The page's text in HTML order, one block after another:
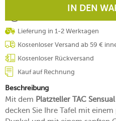
IN DEN
Lieferung in 1-2 Werktagen
Kostenloser Versand ab 59 €
Kostenloser Rückversand
Kauf auf Rechnung
Beschreibung
Mit dem Platzteller TAC
decken Sie Ihre Tafel mit